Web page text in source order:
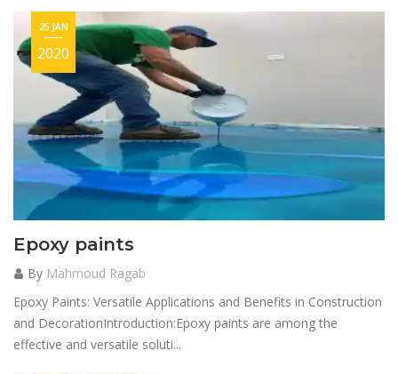
Epoxy paints
25 JAN
2020
By Mahmoud Ragab
Epoxy Paints: Versatile Applications and Benefits in Construction
and DecorationIntroduction:Epoxy paints are among the
effective and versatile soluti...